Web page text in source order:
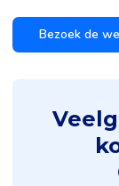
Bezoek de